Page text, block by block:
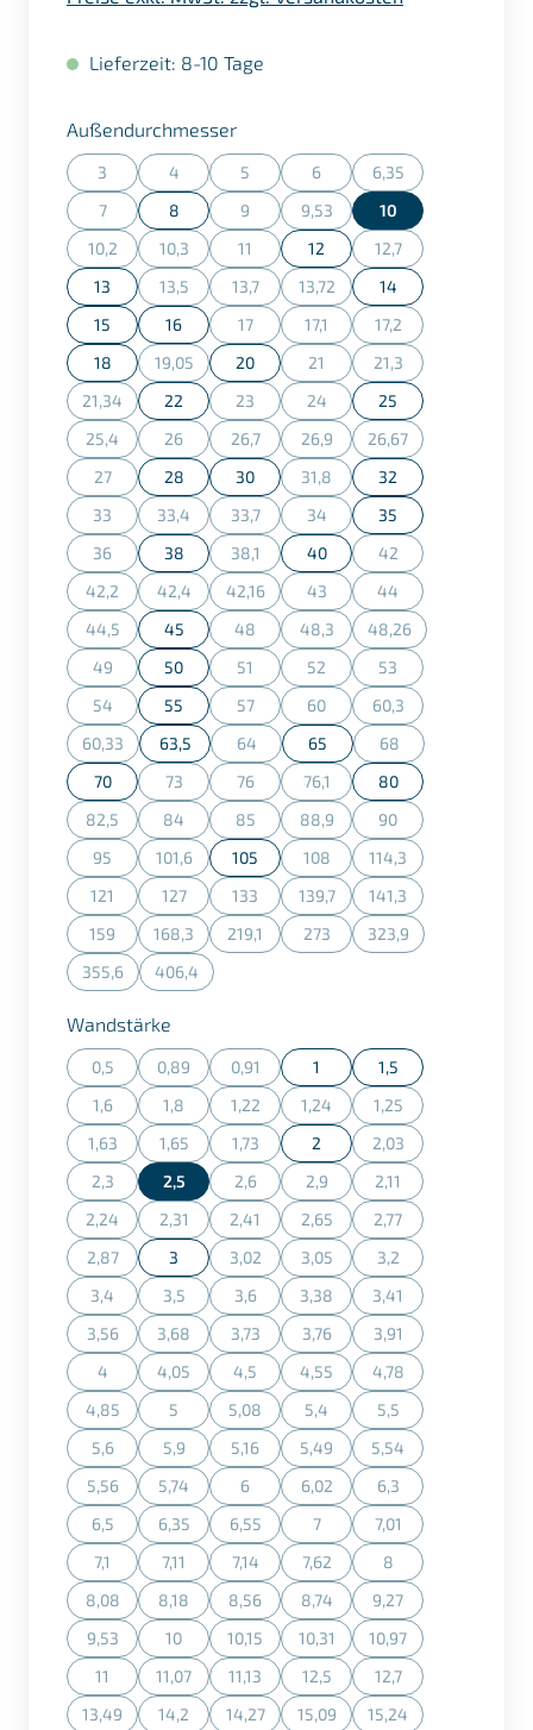
Lieferzeit: 8-10 Tage
Außendurchmesserauswählen
3
(Diese Option ist zurzeit nicht verfügbar.)
4
(Diese Option ist zurzeit nicht verfügbar.)
5
(Diese Option ist zurzeit nicht verfügbar.)
6
(Diese Option ist zurzeit nicht
6,35
(Diese Option ist
7
(Diese Option ist zurzeit nicht verfügbar.)
8 9
(Diese Option ist zurzeit nicht verfügbar.)
9,53
(Diese Option ist zurzeit nicht
10
10,2
(Diese Option ist zurzeit nicht verfügbar.)
10,3
(Diese Option ist zurzeit nicht verfügbar.)
11
(Diese Option ist zurzeit nicht verfügbar.)
12 12,7
(Diese Option ist
13 13,5
(Diese Option ist zurzeit nicht verfügbar.)
13,7
(Diese Option ist zurzeit nicht verfügbar.)
13,72
(Diese Option ist zurzeit nicht
14
15
16 17
(Diese Option ist zurzeit nicht verfügbar.)
17,1
(Diese Option ist zurzeit nicht
17,2
(Diese Option ist
18 19,05
(Diese Option ist zurzeit nicht verfügbar.)
20 21
(Diese Option ist zurzeit nicht
21,3
(Diese Option ist
21,34
(Diese Option ist zurzeit nicht verfügbar.)
22 23
(Diese Option ist zurzeit nicht verfügbar.)
24
(Diese Option ist zurzeit nicht
25
25,4
(Diese Option ist zurzeit nicht verfügbar.)
26
(Diese Option ist zurzeit nicht verfügbar.)
26,7
(Diese Option ist zurzeit nicht verfügbar.)
26,9
(Diese Option ist zurzeit nicht
26,67
(Diese Option ist
27
(Diese Option ist zurzeit nicht verfügbar.)
28 30 31,8
(Diese Option ist zurzeit nicht
32
33
(Diese Option ist zurzeit nicht verfügbar.)
33,4
(Diese Option ist zurzeit nicht verfügbar.)
33,7
(Diese Option ist zurzeit nicht verfügbar.)
34
(Diese Option ist zurzeit nicht
35
36
(Diese Option ist zurzeit nicht verfügbar.)
38 38,1
(Diese Option ist zurzeit nicht verfügbar.)
40 42
(Diese Option ist
42,2
(Diese Option ist zurzeit nicht verfügbar.)
42,4
(Diese Option ist zurzeit nicht verfügbar.)
42,16
(Diese Option ist zurzeit nicht verfügbar.)
43
(Diese Option ist zurzeit nicht
44
(Diese Option ist
44,5
(Diese Option ist zurzeit nicht verfügbar.)
45 48
(Diese Option ist zurzeit nicht verfügbar.)
48,3
(Diese Option ist zurzeit nicht
48,26
(Diese Option ist
49
(Diese Option ist zurzeit nicht verfügbar.)
50 51
(Diese Option ist zurzeit nicht verfügbar.)
52
(Diese Option ist zurzeit nicht
53
(Diese Option ist
54
(Diese Option ist zurzeit nicht verfügbar.)
55 57
(Diese Option ist zurzeit nicht verfügbar.)
60
(Diese Option ist zurzeit nicht
60,3
(Diese Option ist
60,33
(Diese Option ist zurzeit nicht verfügbar.)
63,5 64
(Diese Option ist zurzeit nicht verfügbar.)
65 68
(Diese Option ist
70 73
(Diese Option ist zurzeit nicht verfügbar.)
76
(Diese Option ist zurzeit nicht verfügbar.)
76,1
(Diese Option ist zurzeit nicht
80
82,5
(Diese Option ist zurzeit nicht verfügbar.)
84
(Diese Option ist zurzeit nicht verfügbar.)
85
(Diese Option ist zurzeit nicht verfügbar.)
88,9
(Diese Option ist zurzeit nicht
90
(Diese Option ist
95
(Diese Option ist zurzeit nicht verfügbar.)
101,6
(Diese Option ist zurzeit nicht verfügbar.)
105 108
(Diese Option ist zurzeit nicht
114,3
(Diese Option ist
121
(Diese Option ist zurzeit nicht verfügbar.)
127
(Diese Option ist zurzeit nicht verfügbar.)
133
(Diese Option ist zurzeit nicht verfügbar.)
139,7
(Diese Option ist zurzeit nicht
141,3
(Diese Option ist
159
(Diese Option ist zurzeit nicht verfügbar.)
168,3
(Diese Option ist zurzeit nicht verfügbar.)
219,1
(Diese Option ist zurzeit nicht verfügbar.)
273
(Diese Option ist zurzeit nicht
323,9
(Diese Option ist
355,6
(Diese Option ist zurzeit nicht verfügbar.)
406,4
(Diese Option ist zurzeit nicht verfügbar.)
Wandstärke
0,5
(Diese Option ist zurzeit nicht verfügbar.)
0,89
(Diese Option ist zurzeit nicht verfügbar.)
0,91
(Diese Option ist zurzeit nicht verfügbar.)
1
1,5
1,6
(Diese Option ist zurzeit nicht verfügbar.)
1,8
(Diese Option ist zurzeit nicht verfügbar.)
1,22
(Diese Option ist zurzeit nicht verfügbar.)
1,24
(Diese Option ist zurzeit nicht
1,25
(Diese Option ist
1,63
(Diese Option ist zurzeit nicht verfügbar.)
1,65
(Diese Option ist zurzeit nicht verfügbar.)
1,73
(Diese Option ist zurzeit nicht verfügbar.)
2 2,03
(Diese Option ist
2,3
(Diese Option ist zurzeit nicht verfügbar.)
2,5 2,6
(Diese Option ist zurzeit nicht verfügbar.)
2,9
(Diese Option ist zurzeit nicht
2,11
(Diese Option ist
2,24
(Diese Option ist zurzeit nicht verfügbar.)
2,31
(Diese Option ist zurzeit nicht verfügbar.)
2,41
(Diese Option ist zurzeit nicht verfügbar.)
2,65
(Diese Option ist zurzeit nicht
2,77
(Diese Option ist
2,87
(Diese Option ist zurzeit nicht verfügbar.)
3 3,02
(Diese Option ist zurzeit nicht verfügbar.)
3,05
(Diese Option ist zurzeit nicht
3,2
(Diese Option ist
3,4
(Diese Option ist zurzeit nicht verfügbar.)
3,5
(Diese Option ist zurzeit nicht verfügbar.)
3,6
(Diese Option ist zurzeit nicht verfügbar.)
3,38
(Diese Option ist zurzeit nicht
3,41
(Diese Option ist
3,56
(Diese Option ist zurzeit nicht verfügbar.)
3,68
(Diese Option ist zurzeit nicht verfügbar.)
3,73
(Diese Option ist zurzeit nicht verfügbar.)
3,76
(Diese Option ist zurzeit nicht
3,91
(Diese Option ist
4
(Diese Option ist zurzeit nicht verfügbar.)
4,05
(Diese Option ist zurzeit nicht verfügbar.)
4,5
(Diese Option ist zurzeit nicht verfügbar.)
4,55
(Diese Option ist zurzeit nicht
4,78
(Diese Option ist
4,85
(Diese Option ist zurzeit nicht verfügbar.)
5
(Diese Option ist zurzeit nicht verfügbar.)
5,08
(Diese Option ist zurzeit nicht verfügbar.)
5,4
(Diese Option ist zurzeit nicht
5,5
(Diese Option ist
5,6
(Diese Option ist zurzeit nicht verfügbar.)
5,9
(Diese Option ist zurzeit nicht verfügbar.)
5,16
(Diese Option ist zurzeit nicht verfügbar.)
5,49
(Diese Option ist zurzeit nicht
5,54
(Diese Option ist
5,56
(Diese Option ist zurzeit nicht verfügbar.)
5,74
(Diese Option ist zurzeit nicht verfügbar.)
6
(Diese Option ist zurzeit nicht verfügbar.)
6,02
(Diese Option ist zurzeit nicht
6,3
(Diese Option ist
6,5
(Diese Option ist zurzeit nicht verfügbar.)
6,35
(Diese Option ist zurzeit nicht verfügbar.)
6,55
(Diese Option ist zurzeit nicht verfügbar.)
7
(Diese Option ist zurzeit nicht
7,01
(Diese Option ist
7,1
(Diese Option ist zurzeit nicht verfügbar.)
7,11
(Diese Option ist zurzeit nicht verfügbar.)
7,14
(Diese Option ist zurzeit nicht verfügbar.)
7,62
(Diese Option ist zurzeit nicht
8
(Diese Option ist
8,08
(Diese Option ist zurzeit nicht verfügbar.)
8,18
(Diese Option ist zurzeit nicht verfügbar.)
8,56
(Diese Option ist zurzeit nicht verfügbar.)
8,74
(Diese Option ist zurzeit nicht
9,27
(Diese Option ist
9,53
(Diese Option ist zurzeit nicht verfügbar.)
10
(Diese Option ist zurzeit nicht verfügbar.)
10,15
(Diese Option ist zurzeit nicht verfügbar.)
10,31
(Diese Option ist zurzeit nicht
10,97
(Diese Option ist
11
(Diese Option ist zurzeit nicht verfügbar.)
11,07
(Diese Option ist zurzeit nicht verfügbar.)
11,13
(Diese Option ist zurzeit nicht verfügbar.)
12,5
(Diese Option ist zurzeit nicht
12,7
(Diese Option ist
13,49 14,2 14,27 15,09 15,24